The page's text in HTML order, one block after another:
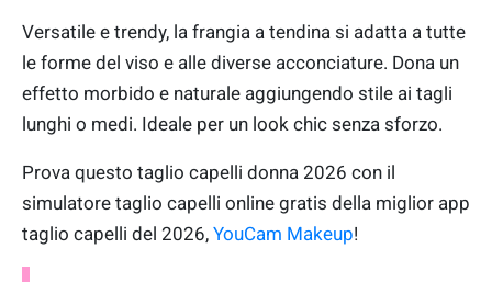
Versatile e trendy, la frangia a tendina si adatta a tutte
le forme del viso e alle diverse acconciature. Dona un
effetto morbido e naturale aggiungendo stile ai tagli
lunghi o medi. Ideale per un look chic senza sforzo.
Prova questo taglio capelli donna 2026 con il
simulatore taglio capelli online gratis della miglior app
taglio capelli del 2026, YouCam Makeup!